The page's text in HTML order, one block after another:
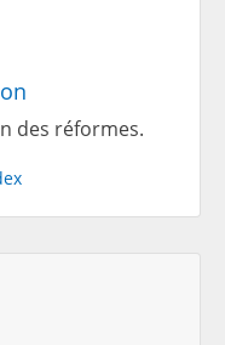
des réformes.